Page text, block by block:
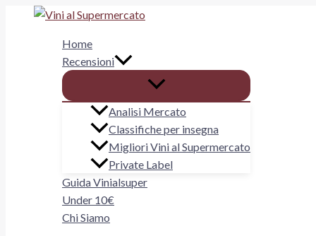
Home
Recensioni
Analisi Mercato
Classifiche per insegna
Migliori Vini al Supermercato
Private Label
Guida Vinialsuper
Under 10€
Chi Siamo